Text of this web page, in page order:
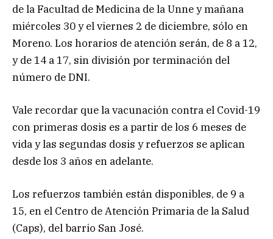
de la Facultad de Medicina de la Unne y mañana
miércoles 30 y el viernes 2 de diciembre, sólo en
Moreno. Los horarios de atención serán, de 8 a 12,
y de 14 a 17, sin división por terminación del
número de DNI.
Vale recordar que la vacunación contra el Covid-19
con primeras dosis es a partir de los 6 meses de
vida y las segundas dosis y refuerzos se aplican
desde los 3 años en adelante.
Los refuerzos también están disponibles, de 9 a
15, en el Centro de Atención Primaria de la Salud
(Caps), del barrio San José.